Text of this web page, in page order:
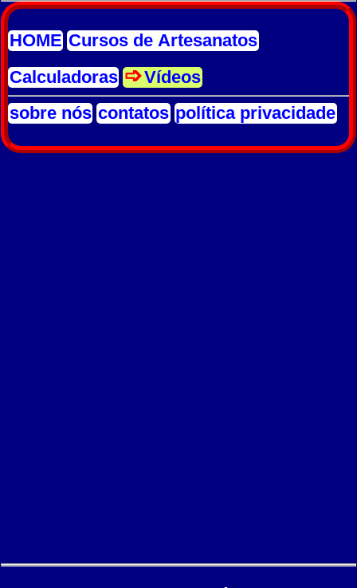
HOME Cursos de Artesanatos
Calculadoras
Vídeos
sobre nós contatos política privacidade